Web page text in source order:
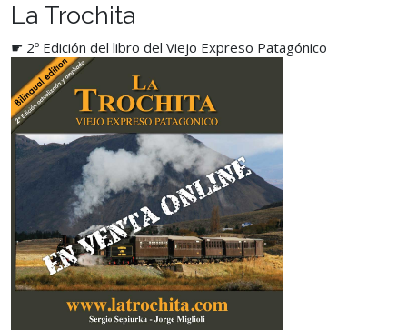
La Trochita
☛ 2º Edición del libro del Viejo Expreso Patagónico